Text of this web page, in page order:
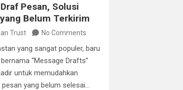
Pesan, Solusi
Belum Terkirim
Trust No Comments
yang sangat populer, baru
“Message Drafts”
untuk memudahkan
yang belum selesai…